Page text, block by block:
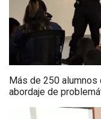
Más de 250 alumnos
abordaje de